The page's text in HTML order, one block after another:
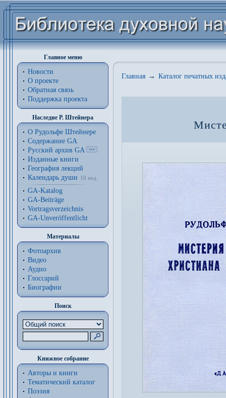
Главное меню
Новости
О проекте
Обратная связь
Поддержка проекта
Наследие Р. Штейнера
О Рудольфе Штейнере
Содержание GA
Русский архив GA
Изданные книги
География лекций
Календарь души
18 нед.
GA-Katalog
GA-Beiträge
Vortragsverzeichnis
GA-Unveröffentlicht
Материалы
Фотоархив
Видео
Аудио
Глоссарий
Биографии
Поиск
Книжное собрание
Авторы и книги
Тематический каталог
Поэзия
Главная → Каталог печатных